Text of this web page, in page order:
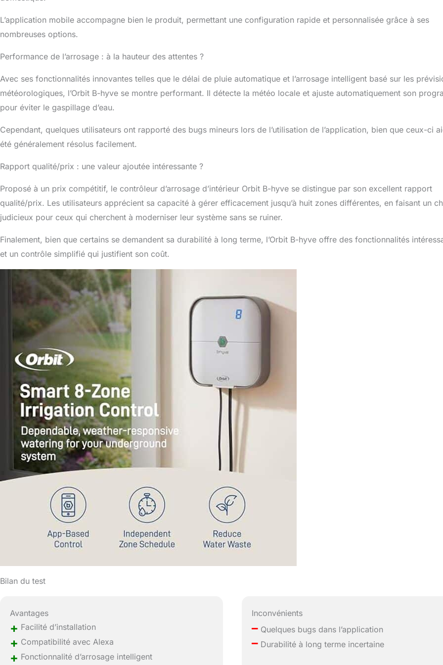
L’application mobile accompagne bien le produit, permettant une configuration rapide et personnalisée grâce à ses
nombreuses options.
Performance de l’arrosage : à la hauteur des attentes ?
Avec ses fonctionnalités innovantes telles que le délai de pluie automatique et l’arrosage intelligent basé sur les
météorologiques, l’Orbit B-hyve se montre performant. Il détecte la météo locale et ajuste automatiquement son
pour éviter le gaspillage d’eau.
Cependant, quelques utilisateurs ont rapporté des bugs mineurs lors de l’utilisation de l’application, bien que ceux-ci
été généralement résolus facilement.
Rapport qualité/prix : une valeur ajoutée intéressante ?
Proposé à un prix compétitif, le contrôleur d’arrosage d’intérieur Orbit B-hyve se distingue par son excellent rapport
qualité/prix. Les utilisateurs apprécient sa capacité à gérer efficacement jusqu’à huit zones différentes, en faisant un
judicieux pour ceux qui cherchent à moderniser leur système sans se ruiner.
Finalement, bien que certains se demandent sa durabilité à long terme, l’Orbit B-hyve offre des fonctionnalités
et un contrôle simplifié qui justifient son coût.
Bilan du test
Avantages
+ Facilité d’installation
+ Compatibilité avec Alexa
+ Fonctionnalité d’arrosage intelligent
Inconvénients
–Quelques bugs dans l’application
–Durabilité à long terme incertaine